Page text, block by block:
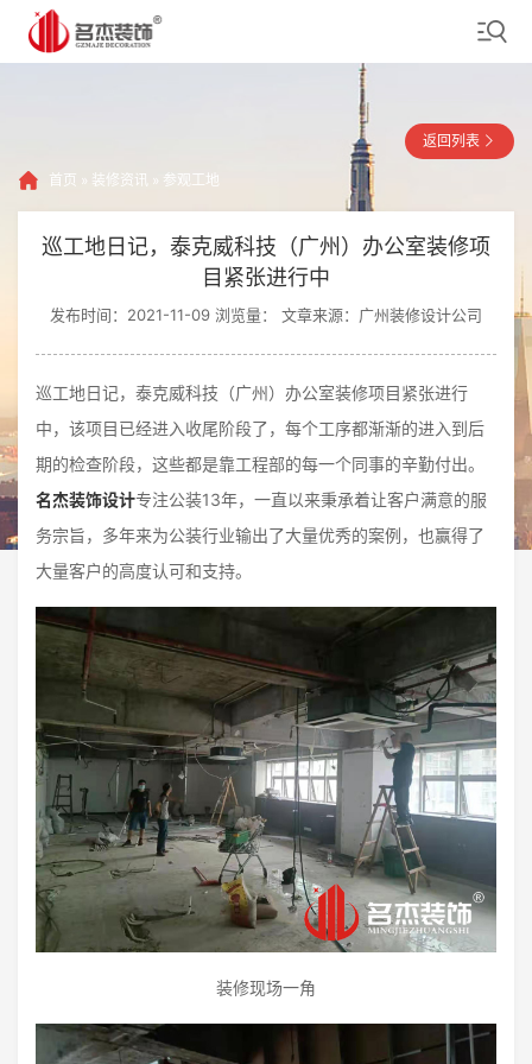
首页 » 装修资讯 » 参观工地
返回列表
巡工地日记，泰克威科技（广州）办公室装修项
目紧张进行中
发布时间：2021-11-09 浏览量： 文章来源：广州装修设计公司
巡工地日记，泰克威科技（广州）办公室装修项目紧张进行
中，该项目已经进入收尾阶段了，每个工序都渐渐的进入到后
期的检查阶段，这些都是靠工程部的每一个同事的辛勤付出。
名杰装饰设计专注公装13年，一直以来秉承着让客户满意的服
务宗旨，多年来为公装行业输出了大量优秀的案例，也赢得了
大量客户的高度认可和支持。
装修现场一角